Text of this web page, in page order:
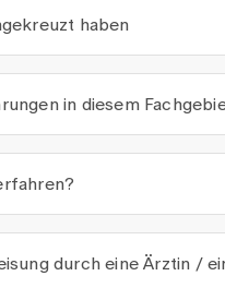
haben
in diesem
durch eine Ärztin /